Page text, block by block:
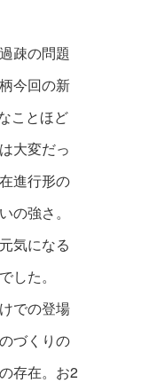
疎の問題
今回の新
ことほど
大変だっ
進行形の
の強さ。
気になる
した。
での登場
づくりの
存在。お2